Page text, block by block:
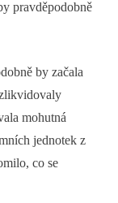
pravděpodobně
by začala
mohutná
jednotek z
co se